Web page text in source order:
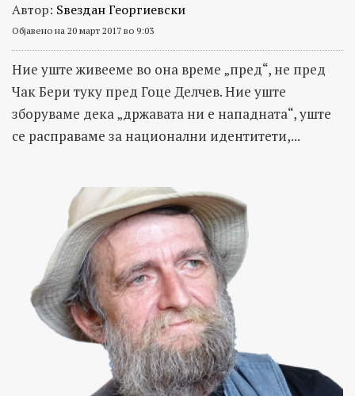
Автор: Ѕвездан Георгиевски
Објавено на 20 март 2017 во 9:03
Ние уште живееме во она време „пред“, не пред
Чак Бери туку пред Гоце Делчев. Ние уште
зборуваме дека „државата ни е нападната“, уште
се расправаме за национални идентитети,...